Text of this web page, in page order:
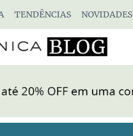
TENDÊNCIAS NOVIDADES